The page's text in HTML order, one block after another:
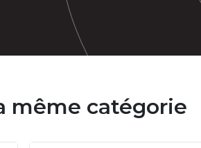
même catégorie